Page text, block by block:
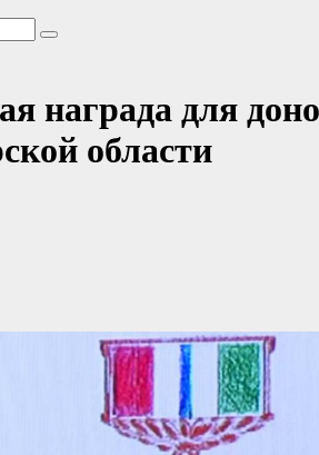
награда для
области